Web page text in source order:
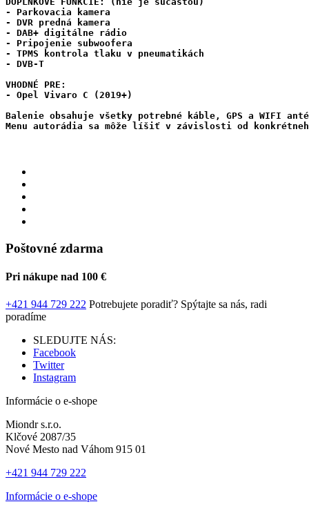
- Parkovacia kamera
- DVR predná kamera
- DAB+ digitálne rádio
- Pripojenie subwoofera
- TPMS kontrola tlaku v pneumatikách
- DVB-T
VHODNÉ PRE:
- Opel Vivaro C (2019+)
Balenie obsahuje všetky potrebné káble, GPS a WIFI
Menu autorádia sa môže líšiť v závislosti od
Poštovné zdarma
Pri nákupe nad 100 €
+421 944 729 222 Potrebujete poradiť? Spýtajte sa nás, radi
poradíme
SLEDUJTE NÁS:
Facebook
Twitter
Instagram
Informácie o e-shope
Miondr s.r.o.
Klčové 2087/35
Nové Mesto nad Váhom 915 01
+421 944 729 222
Informácie o e-shope